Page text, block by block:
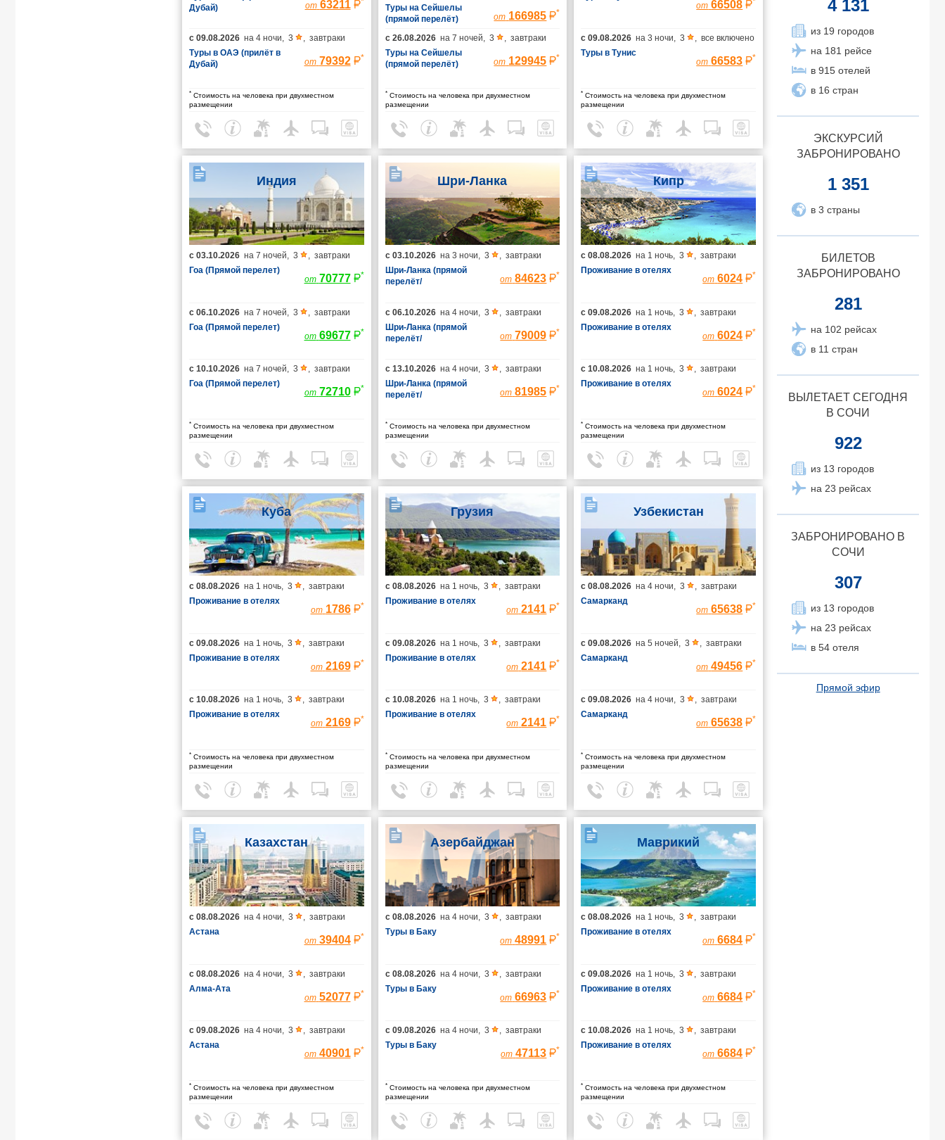
4 131
из 19 городов
на 181 рейсе
в 915 отелей
в 16 стран
ЭКСКУРСИЙ
ЗАБРОНИРОВАНО
1 351
в 3 страны
БИЛЕТОВ
ЗАБРОНИРОВАНО
281
на 102 рейсах
в 11 стран
ВЫЛЕТАЕТ СЕГОДНЯ
В СОЧИ
922
из 13 городов
на 23 рейсах
ЗАБРОНИРОВАНО В
СОЧИ
307
из 13 городов
на 23 рейсах
в 54 отеля
Прямой эфир
Дубай)
от 63211
с 09.08.2026на 4 ночи, 3 , завтраки
Туры в ОАЭ (прилёт в
Дубай)
от 79392 *
*Стоимость на человека при двухместном
размещении
Туры на Сейшелы
(прямой перелёт)
от 166985 *
с 26.08.2026на 7 ночей, 3 , завтраки
Туры на Сейшелы
(прямой перелёт)
от 129945 *
*Стоимость на человека при двухместном
размещении
от 66508
с09.08.2026 на3 ночи,3 ,все включено
Туры в Тунис
от 66583 *
* Стоимость на человека при двухместном
размещении
Индия
с 03.10.2026на 7 ночей, 3 , завтраки
Гоа (Прямой перелет)
от 70777 *
с 06.10.2026на 7 ночей, 3 , завтраки
Гоа (Прямой перелет)
от 69677 *
с 10.10.2026на 7 ночей, 3 , завтраки
Гоа (Прямой перелет)
от 72710 *
*Стоимость на человека при двухместном
размещении
Шри-Ланка
с 03.10.2026на 3 ночи, 3 , завтраки
Шри-Ланка (прямой
перелёт/
от 84623 *
с 06.10.2026на 4 ночи, 3 , завтраки
Шри-Ланка (прямой
перелёт/
от 79009 *
с 13.10.2026на 4 ночи, 3 , завтраки
Шри-Ланка (прямой
перелёт/
от 81985 *
*Стоимость на человека при двухместном
размещении
Кипр
с08.08.2026 на 1 ночь,3 ,завтраки
Проживание в отелях
от 6024 *
с09.08.2026 на 1 ночь,3 ,завтраки
Проживание в отелях
от 6024 *
с10.08.2026 на 1 ночь,3 ,завтраки
Проживание в отелях
от 6024 *
* Стоимость на человека при двухместном
размещении
Куба
с 08.08.2026на 1 ночь, 3 , завтраки
Проживание в отелях
от 1786 *
с 09.08.2026на 1 ночь, 3 , завтраки
Проживание в отелях
от 2169 *
с 10.08.2026на 1 ночь, 3 , завтраки
Проживание в отелях
от 2169 *
*Стоимость на человека при двухместном
размещении
Грузия
с 08.08.2026на 1 ночь, 3 , завтраки
Проживание в отелях
от 2141 *
с 09.08.2026на 1 ночь, 3 , завтраки
Проживание в отелях
от 2141 *
с 10.08.2026на 1 ночь, 3 , завтраки
Проживание в отелях
от 2141 *
*Стоимость на человека при двухместном
размещении
Узбекистан
с08.08.2026 на4 ночи,3 ,завтраки
Самарканд
от 65638 *
с09.08.2026 на5 ночей,3 ,завтраки
Самарканд
от 49456 *
с09.08.2026 на4 ночи,3 ,завтраки
Самарканд
от 65638 *
* Стоимость на человека при двухместном
размещении
Казахстан
с 08.08.2026на 4 ночи, 3 , завтраки
Астана
от 39404 *
с 08.08.2026на 4 ночи, 3 , завтраки
Алма-Ата
от 52077 *
с 09.08.2026на 4 ночи, 3 , завтраки
Астана
от 40901 *
*Стоимость на человека при двухместном
размещении
Азербайджан
с 08.08.2026на 4 ночи, 3 , завтраки
Туры в Баку
от 48991 *
с 08.08.2026на 4 ночи, 3 , завтраки
Туры в Баку
от 66963 *
с 09.08.2026на 4 ночи, 3 , завтраки
Туры в Баку
от 47113 *
*Стоимость на человека при двухместном
размещении
Маврикий
с08.08.2026 на 1 ночь,3 ,завтраки
Проживание в отелях
от 6684 *
с09.08.2026 на 1 ночь,3 ,завтраки
Проживание в отелях
от 6684 *
с10.08.2026 на 1 ночь,3 ,завтраки
Проживание в отелях
от 6684 *
* Стоимость на человека при двухместном
размещении